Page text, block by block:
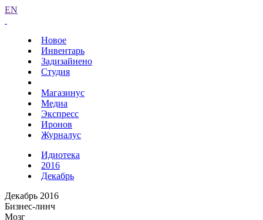
EN
Новое
Инвентарь
Задизайнено
Студия
Магазинус
Медиа
Экспресс
Иронов
Журналус
Идиотека
2016
Декабрь
Декабрь 2016
Бизнес-линч
Мозг